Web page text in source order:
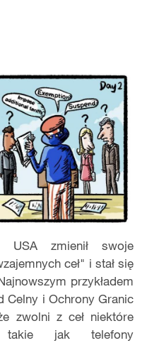
zmienił swoje
ceł" i stał się
przykładem
Celny i Ochrony Granic
zwolni z ceł niektóre
takie jak telefony